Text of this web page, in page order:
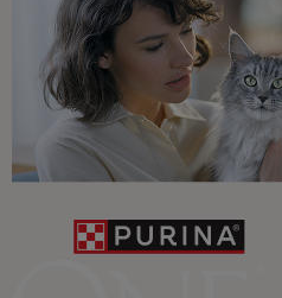
Promociones, concursos,
todas
¡No te lo pierdas,